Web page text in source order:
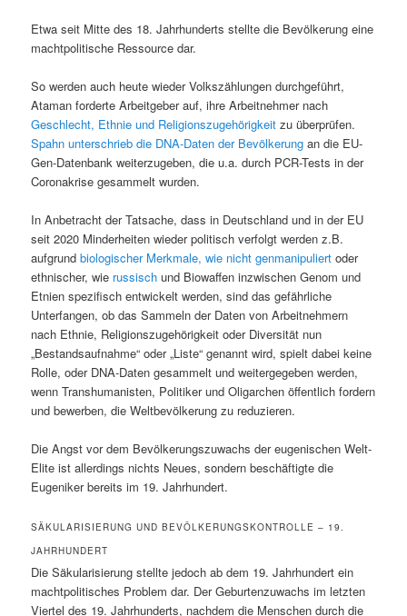
Etwa seit Mitte des 18. Jahrhunderts stellte die Bevölkerung eine
machtpolitische Ressource dar.
So werden auch heute wieder Volkszählungen durchgeführt,
Ataman forderte Arbeitgeber auf, ihre Arbeitnehmer nach
Geschlecht, Ethnie und Religionszugehörigkeitzu überprüfen.
Spahn unterschrieb die DNA-Daten der Bevölkerung an die EU-
Gen-Datenbank weiterzugeben, die u.a. durch PCR-Tests in der
Coronakrise gesammelt wurden.
In Anbetracht der Tatsache, dass in Deutschland und in der EU
seit 2020 Minderheiten wieder politisch verfolgt werden z.B.
aufgrundbiologischer Merkmale, wie nicht genmanipuliertoder
ethnischer, wie russisch und Biowaffen inzwischen Genom und
Etnien spezifisch entwickelt werden, sind das gefährliche
Unterfangen, ob das Sammeln der Daten von Arbeitnehmern
nach Ethnie, Religionszugehörigkeit oder Diversität nun
„Bestandsaufnahme“ oder „Liste“ genannt wird, spielt dabei keine
Rolle, oder DNA-Daten gesammelt und weitergegeben werden,
wenn Transhumanisten, Politiker und Oligarchen öffentlich fordern
und bewerben, die Weltbevölkerung zu reduzieren.
Die Angst vor dem Bevölkerungszuwachs der eugenischen Welt-
Elite ist allerdings nichts Neues, sondern beschäftigte die
Eugeniker bereits im 19. Jahrhundert.
SÄKULARISIERUNG UND BEVÖLKERUNGSKONTROLLE – 19.
JAHRHUNDERT
Die Säkularisierung stellte jedoch ab dem 19. Jahrhundert ein
machtpolitisches Problem dar. Der Geburtenzuwachs im letzten
Viertel des 19. Jahrhunderts, nachdem die Menschen durch die